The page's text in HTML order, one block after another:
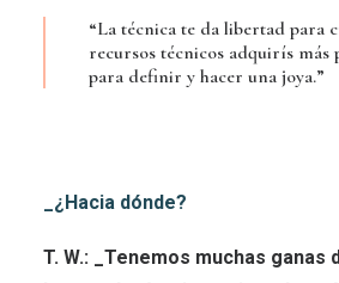
“La técnica te da libertad para
recursos técnicos adquirís más
para definir y hacer una joya.”
_¿Hacia dónde?
T. W.: _Tenemos muchas ganas